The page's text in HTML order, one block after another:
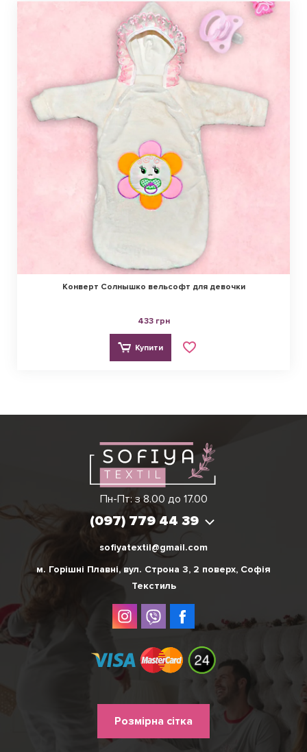
Конверт Солнышко вельсофт для девочки
433 грн
Купити
Пн-Пт: з 8.00 до 17.00
(097) 779 44 39
Вікторія
(097) 779 44 39
sofiyatextil@gmail.com
м. Горішні Плавні, вул. Строна 3, 2 поверх, Софія
Текстиль
Розмірна сітка